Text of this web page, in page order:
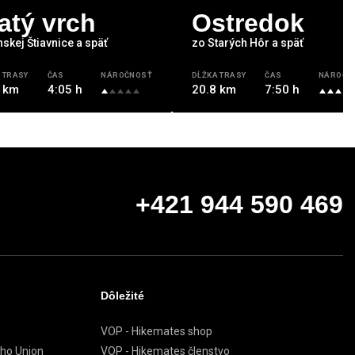
vrch
Štiavnice a späť
TRASY ČAS
4:05 h
NÁROČNOSŤ
Ostredok
zo Starých Hôr a späť
DĹŽKA TRASY
20.8 km
ČAS
7:50 h
+421 944 590 469
Union
Dôležité
VOP - Hikemates shop
VOP - Hikemates členstvo